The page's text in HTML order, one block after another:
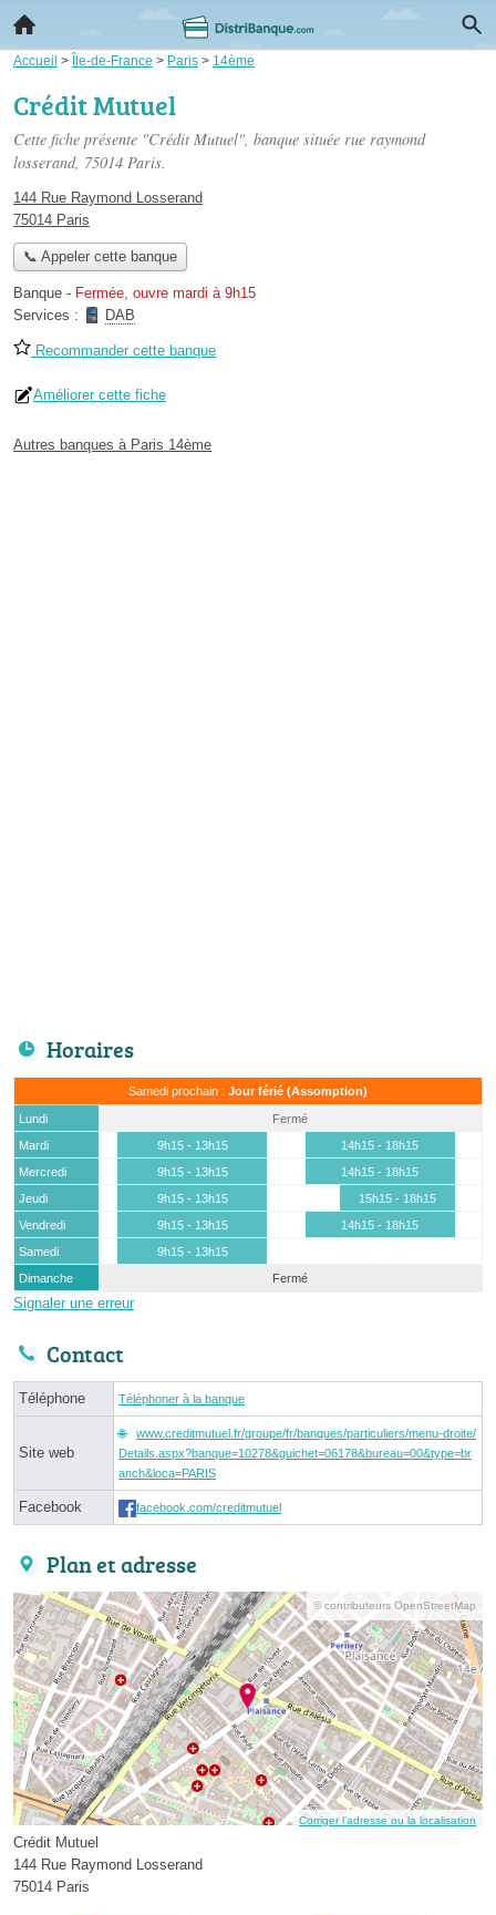
Accueil > Île-de-France > Paris > 14ème
Crédit Mutuel
Cette fiche présente "Crédit Mutuel", banque située rue raymond
losserand, 75014 Paris.
144 Rue Raymond Losserand
75014 Paris
📞 Appeler cette banque
Banque - Fermée, ouvre mardi à 9h15
Services :
DAB
Recommander cette banque
Améliorer cette fiche
Autres banques à Paris 14ème
Horaires
Samedi prochain : Jour férié (Assomption)
Lundi
Fermé
Mardi
9h15 - 13h15
14h15 - 18h15
Mercredi
9h15 - 13h15
14h15 - 18h15
Jeudi
9h15 - 13h15
15h15 - 18h15
Vendredi
9h15 - 13h15
14h15 - 18h15
Samedi
9h15 - 13h15
Dimanche
Fermé
Signaler une erreur
Contact
Téléphone Téléphoner à la banque
Site web
www.creditmutuel.fr/groupe/fr/banques/particuliers/menu-droite/
Details.aspx?banque=10278&guichet=06178&bureau=00&type=br
anch&loca=PARIS
Facebook facebook.com/creditmutuel
Plan et adresse
© contributeurs OpenStreetMap
Corriger l’adresse ou la localisation
Crédit Mutuel
144 Rue Raymond Losserand
75014 Paris